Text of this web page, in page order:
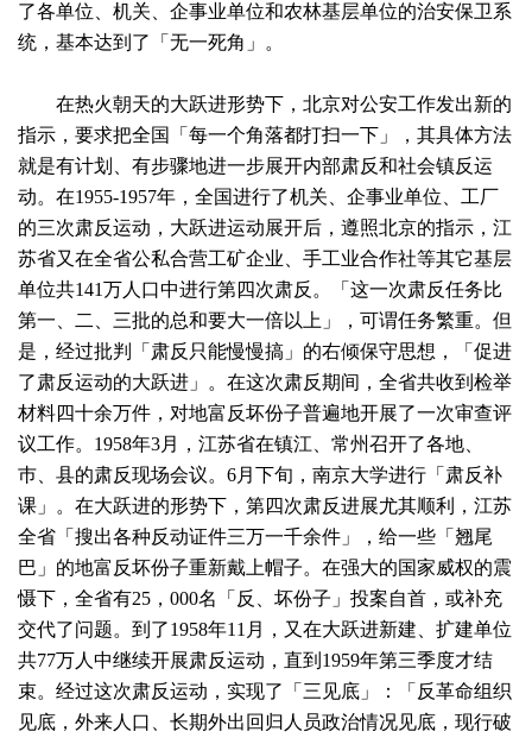
了各单位、机关、企事业单位和农林基层单位的治安保卫系
统，基本达到了「无一死角」。
在热火朝天的大跃进形势下，北京对公安工作发出新的
指示，要求把全国「每一个角落都打扫一下」，其具体方法
就是有计划、有步骤地进一步展开内部肃反和社会镇反运
动。在1955-1957年，全国进行了机关、企事业单位、工厂
的三次肃反运动，大跃进运动展开后，遵照北京的指示，江
苏省又在全省公私合营工矿企业、手工业合作社等其它基层
单位共141万人口中进行第四次肃反。「这一次肃反任务比
第一、二、三批的总和要大一倍以上」，可谓任务繁重。但
是，经过批判「肃反只能慢慢搞」的右倾保守思想，「促进
了肃反运动的大跃进」。在这次肃反期间，全省共收到检举
材料四十余万件，对地富反坏份子普遍地开展了一次审查评
议工作。1958年3月，江苏省在镇江、常州召开了各地、
巿、县的肃反现场会议。6月下旬，南京大学进行「肃反补
课」。在大跃进的形势下，第四次肃反进展尤其顺利，江苏
全省「搜出各种反动证件三万一千余件」，给一些「翘尾
巴」的地富反坏份子重新戴上帽子。在强大的国家威权的震
慑下，全省有25，000名「反、坏份子」投案自首，或补充
交代了问题。到了1958年11月，又在大跃进新建、扩建单位
共77万人中继续开展肃反运动，直到1959年第三季度才结
束。经过这次肃反运动，实现了「三见底」：「反革命组织
见底，外来人口、长期外出回归人员政治情况见底，现行破